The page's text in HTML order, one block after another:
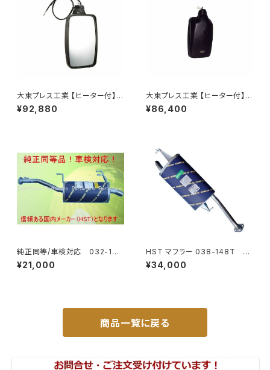
大東プレス工業 【ヒーター付】
ハイウェイミラー リモコン+ヒー
ター付 DI-6121CXE
¥92,880
大東プレス工業 【ヒーター付】ハ
イウェイリモコンミラー DI-722
1CXE
¥86,400
純正同等/車検対応 032-132
タウンエース ライトエース トラ
ック
¥21,000
HST マフラー 038-148T プ
レミオ ZRT261 トヨタ 本体オ
ールステンレス 車検対応 純正
¥34,000
商品一覧に戻る